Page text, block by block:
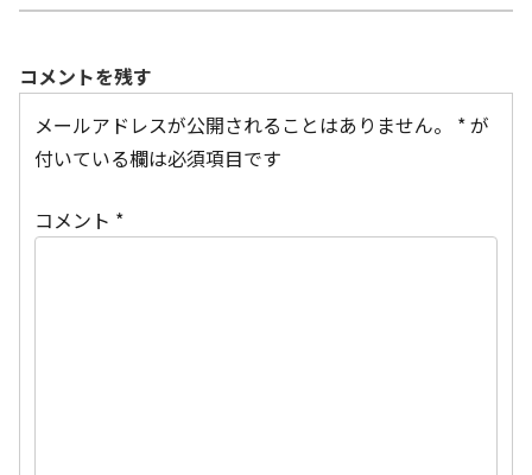
コメントを残す
メールアドレスが公開されることはありません。
*が
付いている欄は必須項目です
コメント *